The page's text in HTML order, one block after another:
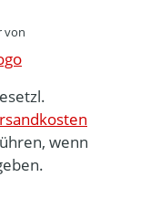
von
wenn